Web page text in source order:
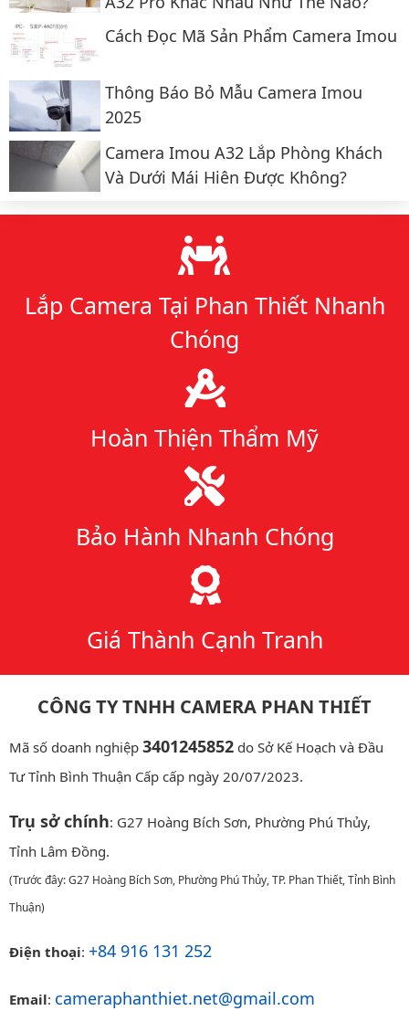
Cách Đọc Mã Sản Phẩm Camera Imou
Thông Báo Bỏ Mẫu Camera Imou
2025
Camera Imou A32 Lắp Phòng Khách
Và Dưới Mái Hiên Được Không?
Lý do chọn chúng tôi
Lắp Camera Tại Phan Thiết Nhanh
Chóng
Hoàn Thiện Thẩm Mỹ
Bảo Hành Nhanh Chóng
Giá Thành Cạnh Tranh
CÔNG TY TNHH CAMERA PHAN THIẾT
Mã số doanh nghiệp 3401245852 do Sở Kế Hoạch và Đầu
Tư Tỉnh Bình Thuận Cấp cấp ngày 20/07/2023.
Trụ sở chính: G27 Hoàng Bích Sơn, Phường Phú Thủy,
Tỉnh Lâm Đồng.
(Trước đây: G27 Hoàng Bích Sơn, Phường Phú Thủy, TP. Phan Thiết, Tỉnh Bình
Thuận)
Điện thoại: +84 916 131 252
Email: cameraphanthiet.net@gmail.com